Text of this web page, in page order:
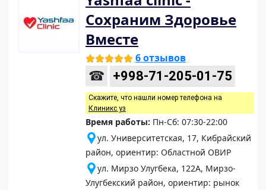
Сохраним Здоровье
Вместе
6 отзывов
☎ +998-71-205-01-75
Скажите, что нашли номер телефона на
Клиникс уз
Время работы: Пн-Сб: 07:30-22:00
ул. Университетская, 17, Кибрайский
район, ориентир: Областной ОВИР
ул. Мирзо Улугбека, 122А, Мирзо-
Улугбекский район, ориентир: рынок